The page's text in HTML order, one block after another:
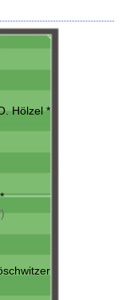
Hölzel *